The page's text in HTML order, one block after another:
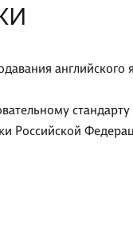
английского
Российской